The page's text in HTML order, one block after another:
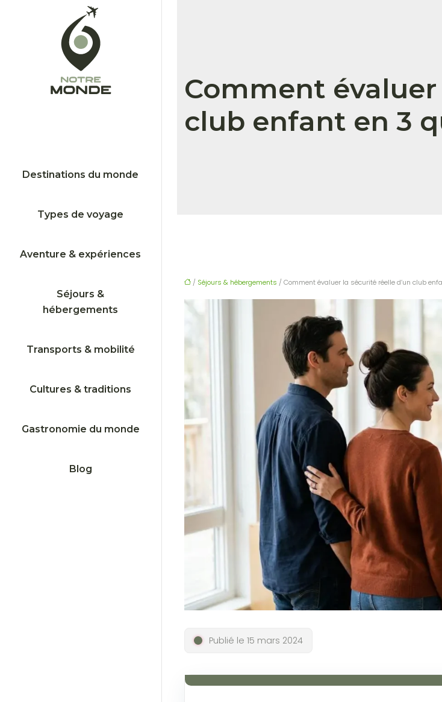
Destinations du monde
Types de voyage
Aventure & expériences
Séjours &
hébergements
Transports & mobilité
Cultures & traditions
Gastronomie du monde
Blog
Comment
club enfant en 3
/ Séjours & hébergements / Comment évaluer la sécurité réelle d’un club
Publié le 15 mars 2024